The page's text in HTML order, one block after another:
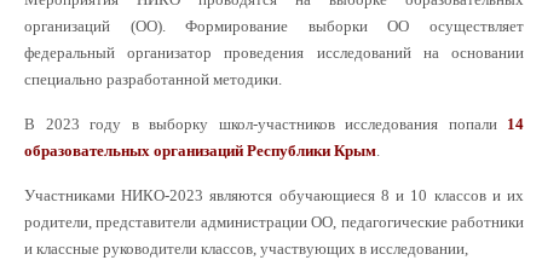
организаций (ОО). Формирование выборки ОО осуществляет
федеральный организатор проведения исследований на основании
специально разработанной методики.
В 2023 году в выборку школ-участников исследования попали 14
образовательных организаций Республики Крым.
Участниками НИКО-2023 являются обучающиеся 8 и 10 классов и их
родители, представители администрации ОО, педагогические работники
и классные руководители классов, участвующих в исследовании,